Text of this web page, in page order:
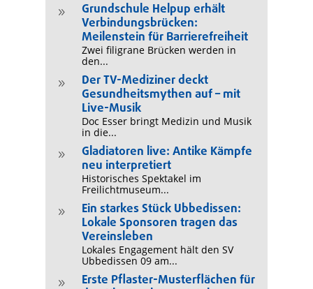
9
Grundschule Helpup erhält
Verbindungsbrücken:
Meilenstein für Barrierefreiheit
Zwei filigrane Brücken werden in
den...
9
Der TV-Mediziner deckt
Gesundheitsmythen auf – mit
Live-Musik
Doc Esser bringt Medizin und Musik
in die...
9
Gladiatoren live: Antike Kämpfe
neu interpretiert
Historisches Spektakel im
Freilichtmuseum...
9
Ein starkes Stück Ubbedissen:
Lokale Sponsoren tragen das
Vereinsleben
Lokales Engagement hält den SV
Ubbedissen 09 am...
9
Erste Pflaster-Musterflächen für